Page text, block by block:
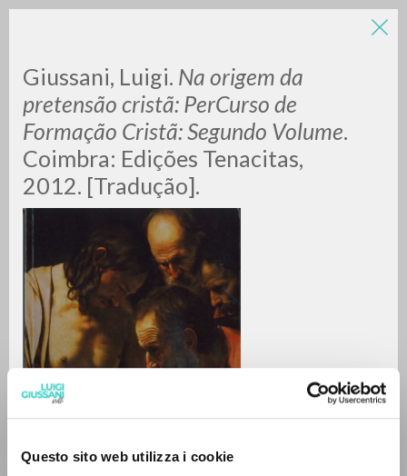
Questo sito web utilizza i cookie
Giussani, Luigi. Na origem da
pretensão cristã: PerCurso de
Formação Cristã: Segundo Volume.
Coimbra: Edições Tenacitas,
2012. [Tradução].
LUIGI
GIUSSANI